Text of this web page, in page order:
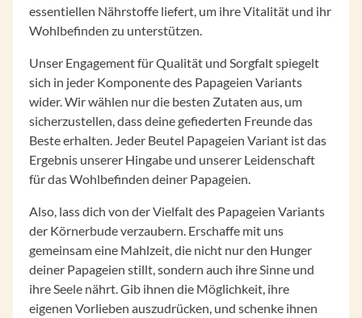
essentiellen Nährstoffe liefert, um ihre Vitalität und ihr
Wohlbefinden zu unterstützen.
Unser Engagement für Qualität und Sorgfalt spiegelt
sich in jeder Komponente des Papageien Variants
wider. Wir wählen nur die besten Zutaten aus, um
sicherzustellen, dass deine gefiederten Freunde das
Beste erhalten. Jeder Beutel Papageien Variant ist das
Ergebnis unserer Hingabe und unserer Leidenschaft
für das Wohlbefinden deiner Papageien.
Also, lass dich von der Vielfalt des Papageien Variants
der Körnerbude verzaubern. Erschaffe mit uns
gemeinsam eine Mahlzeit, die nicht nur den Hunger
deiner Papageien stillt, sondern auch ihre Sinne und
ihre Seele nährt. Gib ihnen die Möglichkeit, ihre
eigenen Vorlieben auszudrücken, und schenke ihnen